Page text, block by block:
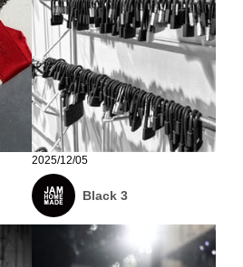
2025/12/05
Black 3